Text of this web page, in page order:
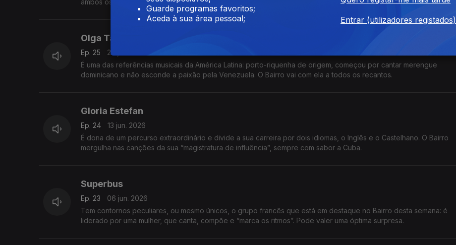
ambos os países. Seguimos-lhe a voz e os desfechos, uma irresistível, os outros inovadores.
Olga Tañón
Ep. 25
20 jun. 2026
É uma das referências musicais da América Latina: porto-riquenha de origem, começou por cantar merengue
dominicano e não esconde a paixão pela Venezuela. O Bairro vai com ela a todos os recantos.
Gloria Estefan
Ep. 24
13 jun. 2026
É dona de um percurso extraordinário e divide a sua carreira por dois idiomas, o Inglês e o Castelhano. O Bairro
mergulha nas canções da sua “magistratura de influência”, sempre com sabor a Cuba.
Superbus
Ep. 23
06 jun. 2026
Tem contornos peculiares, ou mesmo únicos, o grupo francês que está em destaque no Bairro desta semana: é
liderado por uma mulher, que canta, compõe e “marca os ritmos”. Pode valer uma óptima surpresa.
Guarde programas favoritos;
Aceda à sua área pessoal;
Entrar (utilizadores registados)